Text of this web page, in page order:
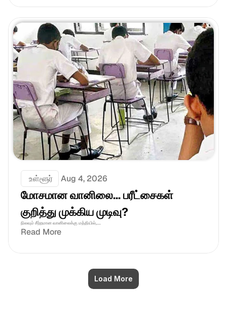
உள்ளூர் Aug 4, 2026
மோசமான வானிலை... பரீட்சைகள்
குறித்து முக்கிய முடிவு?
நிலவும் சீற்றமான வானிலைக்கு மத்தியில்,....
Read More
Load More